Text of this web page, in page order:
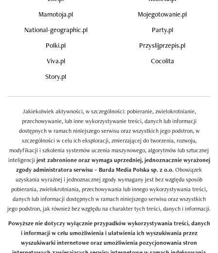
Mamotoja.pl
Mojegotowanie.pl
National-geographic.pl
Party.pl
Polki.pl
Przyslijprzepis.pl
Viva.pl
Cocolita
Story.pl
Jakiekolwiek aktywności, w szczególności: pobieranie, zwielokrotnianie,
przechowywanie, lub inne wykorzystywanie treści, danych lub informacji
dostępnych w ramach niniejszego serwisu oraz wszystkich jego podstron, w
szczególności w celu ich eksploracji, zmierzającej do tworzenia, rozwoju,
modyfikacji i szkolenia systemów uczenia maszynowego, algorytmów lub sztucznej
inteligencji jest zabronione oraz wymaga uprzedniej, jednoznacznie wyrażonej
zgody administratora serwisu – Burda Media Polska sp. z o.o.Obowiązek
uzyskania wyraźnej i jednoznacznej zgody wymagany jest bez względu sposób
pobierania, zwielokrotniania, przechowywania lub innego wykorzystywania treści,
danych lub informacji dostępnych w ramach niniejszego serwisu oraz wszystkich
jego podstron, jak również bez względu na charakter tych treści, danych i informacji.
Powyższe nie dotyczy wyłącznie przypadków wykorzystywania treści, danych
i informacji w celu umożliwienia i ułatwienia ich wyszukiwania przez
wyszukiwarki internetowe oraz umożliwienia pozycjonowania stron